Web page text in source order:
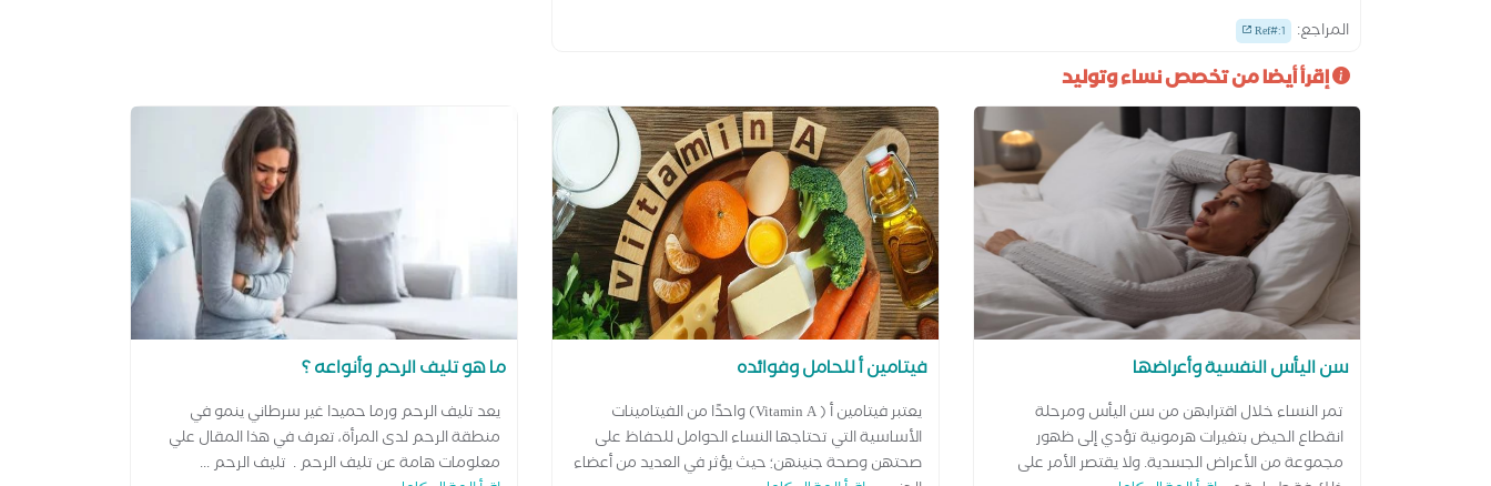
المراجع: Ref#:1
إقرأ أيضا من تخصص نساء وتوليد
سن اليأس النفسية وأعراضها
تمر النساء خلال اقترابهن من سن اليأس ومرحلة
انقطاع الحيض بتغيرات هرمونية تؤدي إلى ظهور
مجموعة من الأعراض الجسدية. ولا يقتصر الأمر على
فيتامين أ للحامل وفوائده
يعتبر فيتامين أ ( Vitamin A) واحدًا من الفيتامينات
الأساسية التي تحتاجها النساء الحوامل للحفاظ على
صحتهن وصحة جنينهن؛ حيث يؤثر في العديد من أعضاء
ما هو تليف الرحم وأنواعه ؟
يعد تليف الرحم ورما حميدا غير سرطاني ينمو في
منطقة الرحم لدى المرأة، تعرف في هذا المقال علي
معلومات هامة عن تليف الرحم . تليف الرحم ...